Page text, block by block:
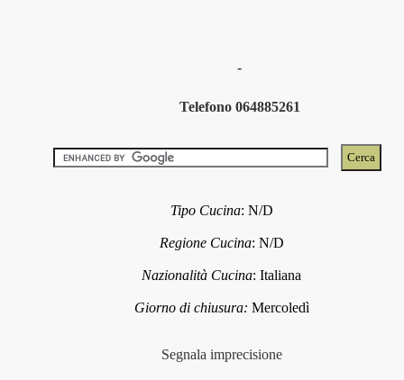
-
Telefono 064885261
Tipo Cucina: N/D
Regione Cucina: N/D
Nazionalità Cucina:Italiana
Giorno di chiusura: Mercoledì
Segnala imprecisione